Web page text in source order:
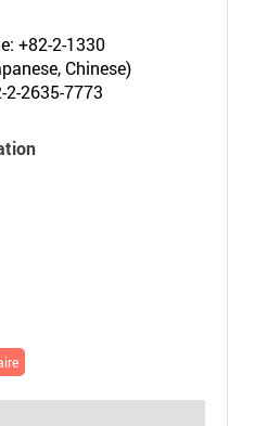
+82-2-1330
Chinese)
2-2635-7773